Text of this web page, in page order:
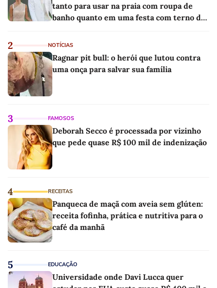
tanto para usar na praia com roupa de
banho quanto em uma festa com terno de
2 NOTÍCIAS
Ragnar pit bull: o herói que lutou contra
uma onça para salvar sua família
3 FAMOSOS
Deborah Secco é processada por vizinho
que pede quase R$ 100 mil de indenização
4 RECEITAS
Panqueca de maçã com aveia sem glúten:
receita fofinha, prática e nutritiva para o
café da manhã
5 EDUCAÇÃO
Universidade onde Davi Lucca quer